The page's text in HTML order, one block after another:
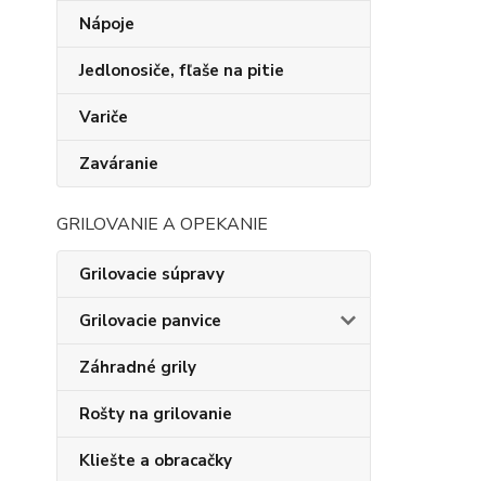
Nápoje
Jedlonosiče, fľaše na pitie
Variče
Zaváranie
GRILOVANIE A OPEKANIE
Grilovacie súpravy
Grilovacie panvice
Záhradné grily
Rošty na grilovanie
Kliešte a obracačky